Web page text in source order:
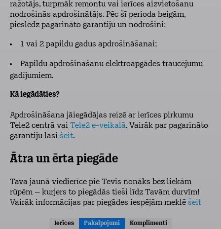
ražotājs, turpmāk remontu vai ierīces aizvietošanu
nodrošinās apdrošinātājs. Pēc šī perioda beigām,
pieslēdz pagarināto garantiju un nodrošini:
1 vai 2 papildu gadus apdrošināšanai;
Papildu apdrošināšanu elektroapgādes traucējumu
gadījumiem.
Kā iegādāties?
Apdrošināšana jāiegādājas reizē ar ierīces pirkumu
Tele2 centrā vai Tele2 e-veikalā. Vairāk par pagarināto
garantiju lasi šeit.
Ātra un ērta piegāde
Tava jaunā viedierīce pie Tevis nonāks bez liekām
rūpēm – kurjers to piegādās tieši līdz Tavām durvīm!
Vairāk informācijas par piegādes iespējām meklē šeit
Ierīces Pakalpojumi Komplimenti